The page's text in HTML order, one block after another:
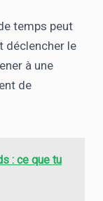
temps peut
déclencher le
à une
de
: ce que tu